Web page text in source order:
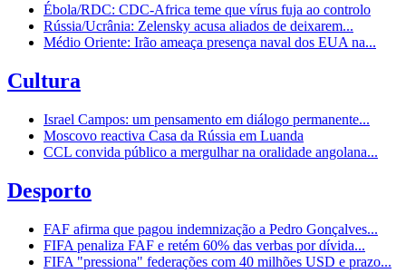
Ébola/RDC: CDC-Africa teme que vírus fuja ao controlo
Rússia/Ucrânia: Zelensky acusa aliados de deixarem...
Médio Oriente: Irão ameaça presença naval dos EUA na...
Cultura
Israel Campos: um pensamento em diálogo permanente...
Moscovo reactiva Casa da Rússia em Luanda
CCL convida público a mergulhar na oralidade angolana...
Desporto
FAF afirma que pagou indemnização a Pedro Gonçalves...
FIFA penaliza FAF e retém 60% das verbas por dívida...
FIFA "pressiona" federações com 40 milhões USD e prazo...